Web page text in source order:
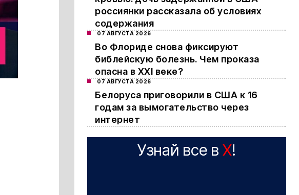
россиянки рассказала об условиях
содержания
07 АВГУСТА 2026
Во Флориде снова фиксируют
библейскую болезнь. Чем проказа
опасна в XXI веке?
07 АВГУСТА 2026
Белоруса приговорили в США к 16
годам за вымогательство через
интернет
Узнай все в X!